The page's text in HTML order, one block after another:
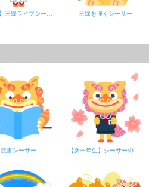
三線を弾くシーサー
読書シーサー 【新一年生】シーサーの女の子（桜）